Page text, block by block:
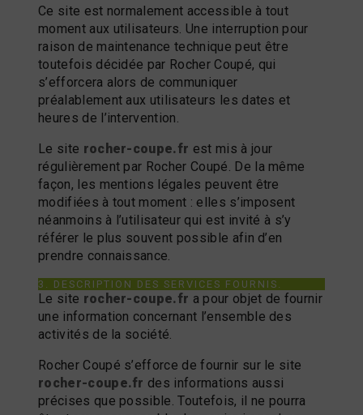
Ce site est normalement accessible à tout
moment aux utilisateurs. Une interruption pour
raison de maintenance technique peut être
toutefois décidée par Rocher Coupé, qui
s’efforcera alors de communiquer
préalablement aux utilisateurs les dates et
heures de l’intervention.
Le site rocher-coupe.fr est mis à jour
régulièrement par Rocher Coupé. De la même
façon, les mentions légales peuvent être
modifiées à tout moment : elles s’imposent
néanmoins à l’utilisateur qui est invité à s’y
référer le plus souvent possible afin d’en
prendre connaissance.
3. DESCRIPTION DES SERVICES FOURNIS.
Le site rocher-coupe.fr a pour objet de fournir
une information concernant l’ensemble des
activités de la société.
Rocher Coupé s’efforce de fournir sur le site
rocher-coupe.fr des informations aussi
précises que possible. Toutefois, il ne pourra